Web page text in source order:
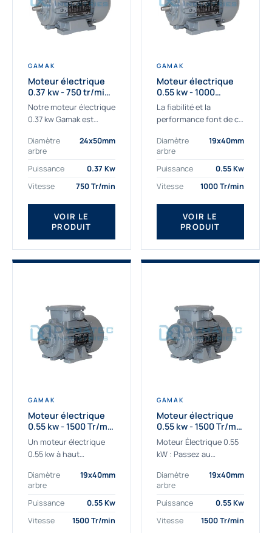
GAMAK
Moteur électrique
0.37 kw - 750 tr/min -
230/400V - IE3
Notre moteur électrique
0.37 kw Gamak est
aux applications
sévères. Nous
déterminons,
fournissons
des moteurs
asynchrones depuis de
nombreuses années....
Diamètre
arbre
24x50mm
Puissance
0.37 Kw
Vitesse
750 Tr/min
VOIR LE
PRODUIT
GAMAK
Moteur électrique
0.55 kw - 1000
Tr/min - 230/400V -
IE2
La fiabilité et la
performance font de ce
0.55kw un
indispensable de votre
production. Ce moteur
être alimenté...
Diamètre
arbre
19x40mm
Puissance
0.55 Kw
Vitesse
1000 Tr/min
VOIR LE
PRODUIT
GAMAK
Moteur électrique
0.55 kw - 1500 Tr/min
- 230/400V - IE2
Un moteur électrique
0.55 kw à haut
applications les plus
exigeantes.
Notre moteur électrique
0.55 kw de référence
AGM2EL 80 M 4a...
Diamètre
arbre
19x40mm
Puissance
0.55 Kw
Vitesse
1500 Tr/min
GAMAK
Moteur électrique
0.55 kw - 1500 Tr/min
- 230/400V -
Rendement IE4
Moteur Électrique 0.55
kW : Passez au
Découvrez notre
moteur électrique 0.55
kW de nouvelle
génération, conçu pour
les...
Diamètre
arbre
19x40mm
Puissance
0.55 Kw
Vitesse
1500 Tr/min